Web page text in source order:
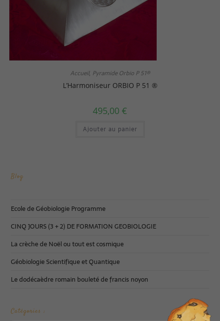
Accueil, Pyramide Orbio P 51®
L’Harmoniseur ORBIO P 51 ®
495,00 €
Ajouter au panier
Blog
Ecole de Géobiologie Programme
CINQ JOURS (3 + 2) DE FORMATION GEOBIOLOGIE
La crèche de Noël ou tout est cosmique
Géobiologie Scientifique et Quantique
Le dodécaèdre romain bouleté de francis noyon
Catégories :